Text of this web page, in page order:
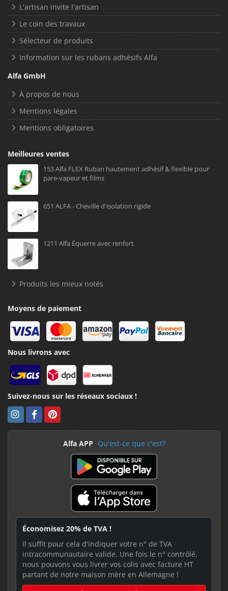
L'artisan invite l'artisan
Le coin des travaux
Sélecteur de produits
Information sur les rubans adhésifs Alfa
Alfa GmbH
À propos de nous
Mentions légales
Mentions obligatoires
Meilleures ventes
153 Alfa FLEX Ruban hautement adhésif & flexible pour
pare-vapeur et films
651 ALFA - Cheville d'isolation rigide
1211 Alfa Équerre avec renfort
Produits les mieux notés
Moyens de paiement
Nous livrons avec
Suivez-nous sur les réseaux sociaux !
Alfa APP Qu'est-ce que c'est?
Économisez 20% de TVA !
Il suffit pour cela d'indiquer votre n° de TVA
intracommunautaire valide. Une fois le n° contrôlé,
nous pouvons vous livrer vos colis avec facture HT
partant de notre maison mère en Allemagne !